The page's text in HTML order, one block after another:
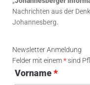
Nachrichten aus der
Johannesberg.
Newsletter Anmeldung
Felder mit einem*sind
Vorname*